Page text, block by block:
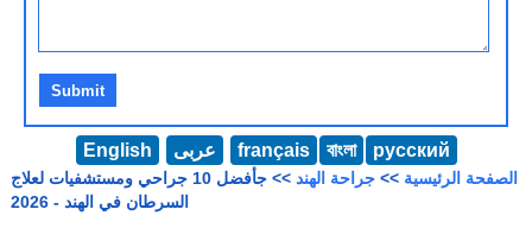
English عربى français বাংলা русский
الصفحة الرئيسية >> جراحة الهند
>> جأفضل 10 جراحي ومستشفيات لعلاج
السرطان في الهند - 2026